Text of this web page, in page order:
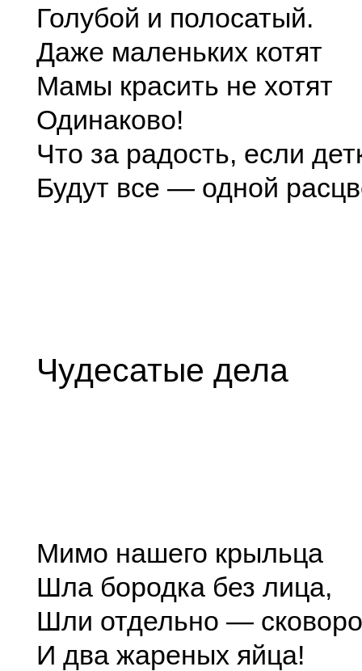
Голубой и полосатый.
Даже маленьких котят
Мамы красить не хотят
Одинаково!
Что за радость, если
Будут все — одной
Чудесатые дела
Мимо нашего крыльца
Шла бородка без лица,
Шли отдельно —
И два жареных яйца!